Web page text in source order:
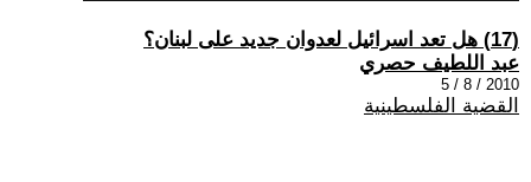
(17) هل تعد اسرائيل لعدوان جديد على لبنان؟
عبد اللطيف حصري
2010 / 8 / 5
القضية الفلسطينية